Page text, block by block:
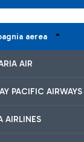
aerea
AIR
PACIFIC AIRWAYS
AIRLINES